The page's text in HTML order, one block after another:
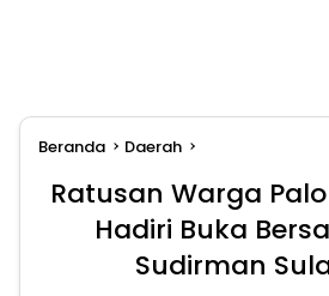
Beranda Daerah
Ratusan Warga
Hadiri Buka
Sudirman